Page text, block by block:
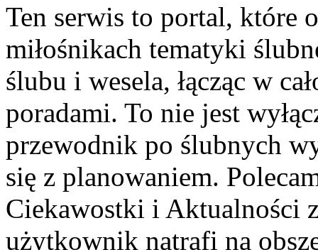
Ten serwis to portal, które
miłośnikach tematyki
ślubu i wesela, łącząc w
poradami. To nie jest
przewodnik po ślubnych
się z planowaniem.
Ciekawostki i Aktualności
użytkownik natrafi na